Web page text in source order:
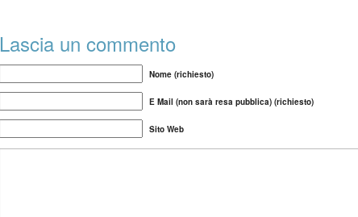
Lascia un commento
Nome (richiesto)
E Mail (non sarà resa pubblica) (richiesto)
Sito Web